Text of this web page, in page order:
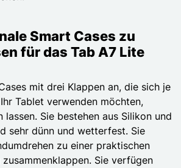
Smart Cases zu
für das Tab A7 Lite
mit drei Klappen an, die sich je
Tablet verwenden möchten,
lassen. Sie bestehen aus Silikon und
sehr dünn und wetterfest. Sie
zu einer praktischen
Sie verfügen